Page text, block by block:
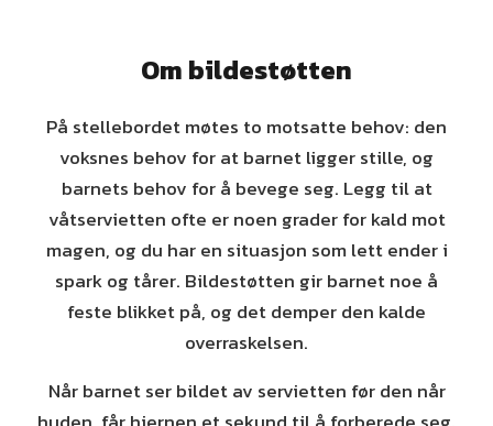
Om bildestøtten
På stellebordet møtes to motsatte behov: den
voksnes behov for at barnet ligger stille, og
barnets behov for å bevege seg. Legg til at
våtservietten ofte er noen grader for kald mot
magen, og du har en situasjon som lett ender i
spark og tårer. Bildestøtten gir barnet noe å
feste blikket på, og det demper den kalde
overraskelsen.
Når barnet ser bildet av servietten før den når